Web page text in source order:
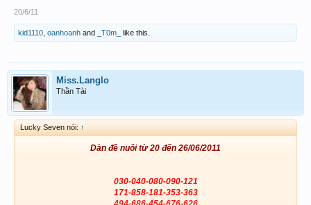
20/6/11
kid1110 oanhoanh and _T0m_ like this.
Miss.Langlo
Thần Tài
Lucky Seven nói: ↑
Dàn đề nuôi từ 20 đến 26/06/2011
030-040-080-090-121
171-858-181-353-363